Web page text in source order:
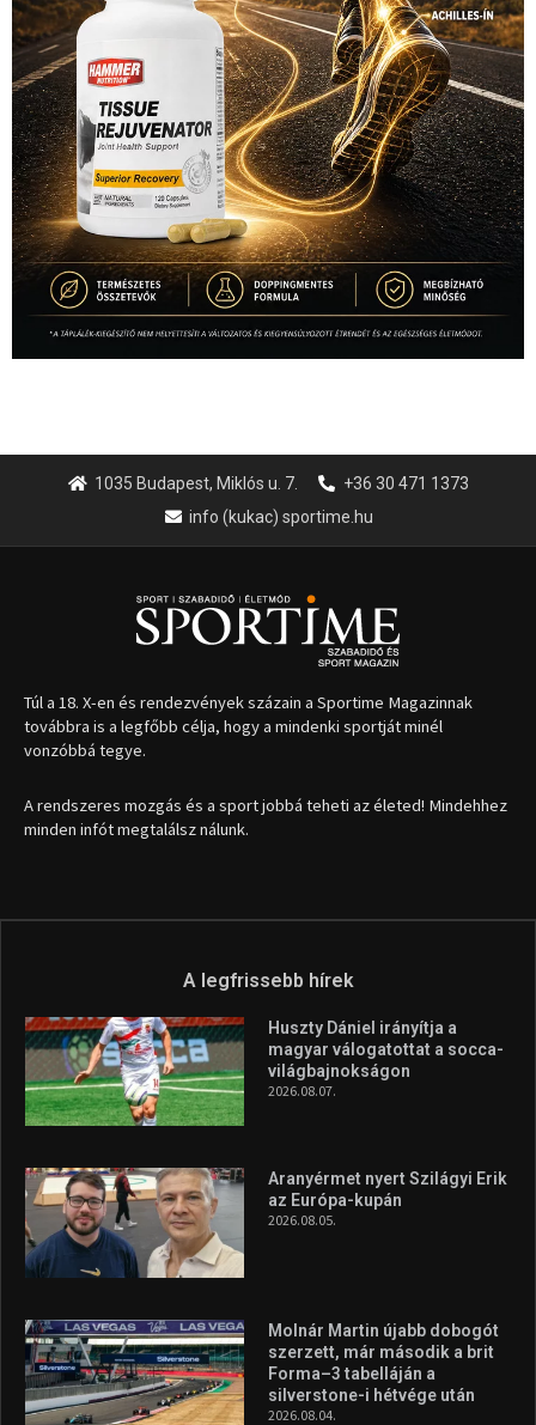
1035 Budapest, Miklós u. 7.
+36 30 471 1373
info (kukac) sportime.hu
Túl a 18. X-en és rendezvények százain a Sportime Magazinnak
továbbra is a legfőbb célja, hogy a mindenki sportját minél
vonzóbbá tegye.
A rendszeres mozgás és a sport jobbá teheti az életed! Mindehhez
minden infót megtalálsz nálunk.
A legfrissebb hírek
Huszty Dániel irányítja a
magyar válogatottat a socca-
világbajnokságon
2026.08.07.
Aranyérmet nyert Szilágyi Erik
az Európa-kupán
2026.08.05.
Molnár Martin újabb dobogót
szerzett, már második a brit
Forma–3 tabelláján a
silverstone-i hétvége után
2026.08.04.